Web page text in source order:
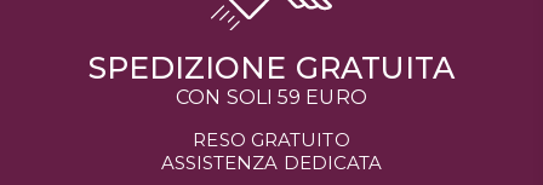
SPEDIZIONE GRATUITA
CON SOLI 59 EURO
RESO GRATUITO
ASSISTENZA DEDICATA